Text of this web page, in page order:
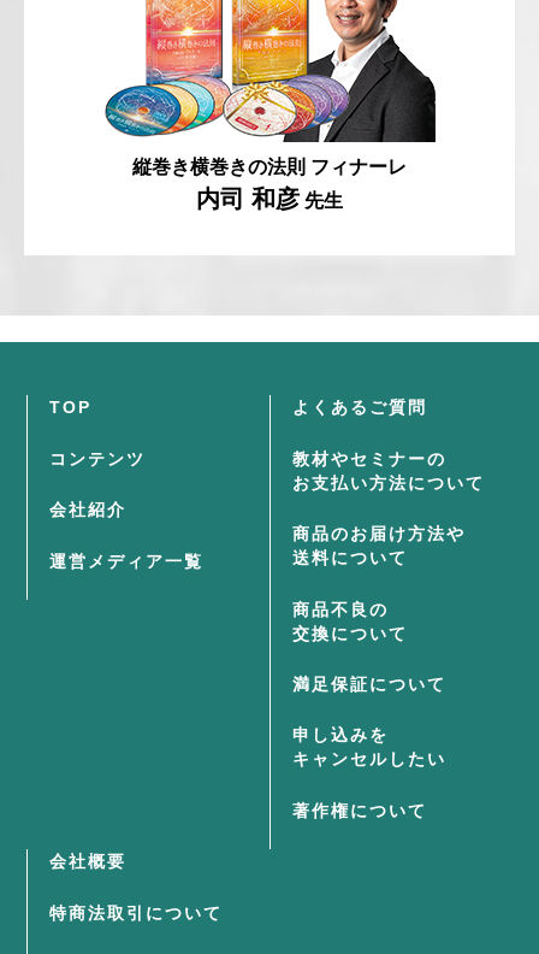
縦巻き横巻きの法則 フィナーレ
内司 和彦 先生
TOP
コンテンツ
会社紹介
運営メディア一覧
よくあるご質問
教材やセミナーの
お支払い方法について
商品のお届け方法や
送料について
商品不良の
交換について
満足保証について
申し込みを
キャンセルしたい
著作権について
会社概要
特商法取引について